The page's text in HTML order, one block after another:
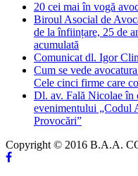
20 cei mai în vogă
Biroul Asocial de
de la înființare, 25 de
acumulată
Comunicat dl. Igor
Cum se vede
Cele cinci firme care
Dl. av. Fală Nicolae în
evenimentului „Codul
Provocări”
Copyright © 2016 B.A.A.